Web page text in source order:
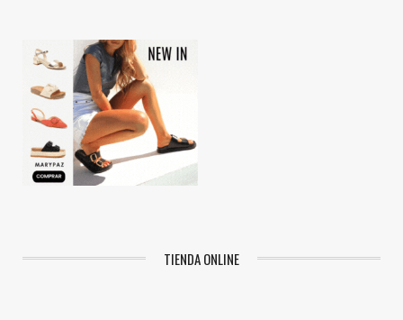
TIENDA ONLINE